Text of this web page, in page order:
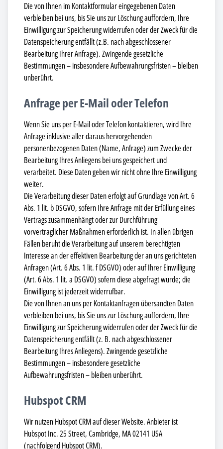
Die von Ihnen im Kontaktformular eingegebenen Daten
verbleiben bei uns, bis Sie uns zur Löschung auffordern, Ihre
Einwilligung zur Speicherung widerrufen oder der Zweck für die
Datenspeicherung entfällt (z.B. nach abgeschlossener
Bearbeitung Ihrer Anfrage). Zwingende gesetzliche
Bestimmungen – insbesondere Aufbewahrungsfristen – bleiben
unberührt.
Anfrage per E-Mail oder Telefon
Wenn Sie uns per E-Mail oder Telefon kontaktieren, wird Ihre
Anfrage inklusive aller daraus hervorgehenden
personenbezogenen Daten (Name, Anfrage) zum Zwecke der
Bearbeitung Ihres Anliegens bei uns gespeichert und
verarbeitet. Diese Daten geben wir nicht ohne Ihre Einwilligung
weiter.
Die Verarbeitung dieser Daten erfolgt auf Grundlage von Art. 6
Abs. 1 lit. b DSGVO, sofern Ihre Anfrage mit der Erfüllung eines
Vertrags zusammenhängt oder zur Durchführung
vorvertraglicher Maßnahmen erforderlich ist. In allen übrigen
Fällen beruht die Verarbeitung auf unserem berechtigten
Interesse an der effektiven Bearbeitung der an uns gerichteten
Anfragen (Art. 6 Abs. 1 lit. f DSGVO) oder auf Ihrer Einwilligung
(Art. 6 Abs. 1 lit. a DSGVO) sofern diese abgefragt wurde; die
Einwilligung ist jederzeit widerrufbar.
Die von Ihnen an uns per Kontaktanfragen übersandten Daten
verbleiben bei uns, bis Sie uns zur Löschung auffordern, Ihre
Einwilligung zur Speicherung widerrufen oder der Zweck für die
Datenspeicherung entfällt (z. B. nach abgeschlossener
Bearbeitung Ihres Anliegens). Zwingende gesetzliche
Bestimmungen – insbesondere gesetzliche
Aufbewahrungsfristen – bleiben unberührt.
Hubspot CRM
Wir nutzen Hubspot CRM auf dieser Website. Anbieter ist
Hubspot Inc. 25 Street, Cambridge, MA 02141 USA
(nachfolgend Hubspot CRM).